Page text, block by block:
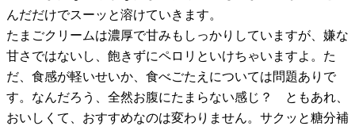
んだだけでスーッと溶けていきます。
たまごクリームは濃厚で甘みもしっかりしていますが、嫌な
甘さではないし、飽きずにペロリといけちゃいますよ。た
だ、食感が軽いせいか、食べごたえについては問題ありで
す。なんだろう、全然お腹にたまらない感じ？ ともあれ、
おいしくて、おすすめなのは変わりません。サクッと糖分補